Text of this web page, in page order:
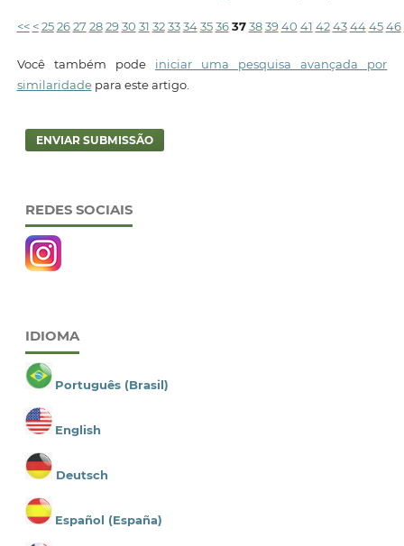
<< < 25 26 27 28 29 30 31 32 33 34 35 36 37 38 39 40 41 42 43 44 45 46
Você também pode iniciar uma pesquisa avançada por
similaridadepara este artigo.
ENVIAR SUBMISSÃO
REDES SOCIAIS
IDIOMA
Português (Brasil)
English
Deutsch
Español (España)